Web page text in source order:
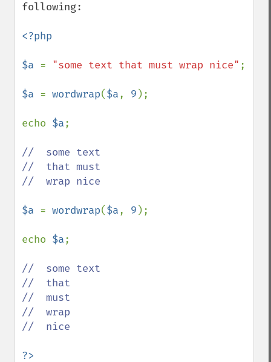
following:
<?php
$a = "some text that must wrap nice" ;
$a = wordwrap($a, 9 );
echo $a;
//  some text
//  that must
//  wrap nice
$a = wordwrap($a, 9 );
echo $a;
//  some text
//  that
//  must
//  wrap
//  nice